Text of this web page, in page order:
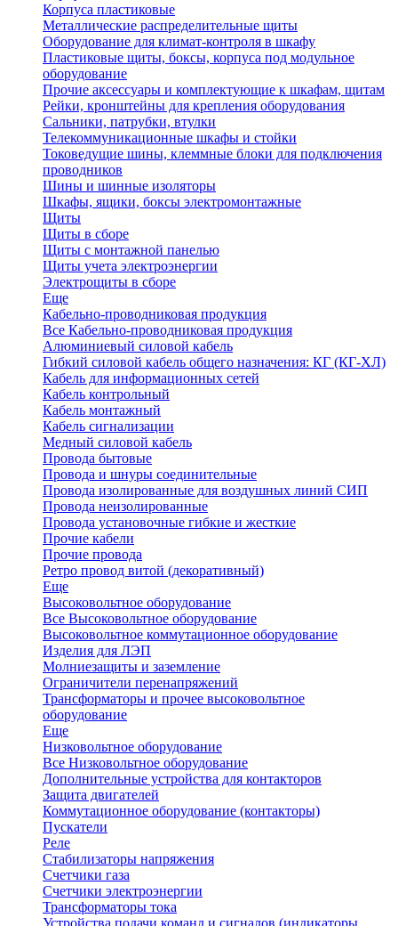
Корпуса пластиковые
Металлические распределительные щиты
Оборудование для климат-контроля в шкафу
Пластиковые щиты, боксы, корпуса под модульное
оборудование
Прочие аксессуары и комплектующие к шкафам, щитам
Рейки, кронштейны для крепления оборудования
Сальники, патрубки, втулки
Телекоммуникационные шкафы и стойки
Токоведущие шины, клеммные блоки для подключения
проводников
Шины и шинные изоляторы
Шкафы, ящики, боксы электромонтажные
Щиты
Щиты в сборе
Щиты с монтажной панелью
Щиты учета электроэнергии
Электрощиты в сборе
Еще
Кабельно-проводниковая продукция
Все Кабельно-проводниковая продукция
Алюминиевый силовой кабель
Гибкий силовой кабель общего назначения: КГ (КГ-ХЛ)
Кабель для информационных сетей
Кабель контрольный
Кабель монтажный
Кабель сигнализации
Медный силовой кабель
Провода бытовые
Провода и шнуры соединительные
Провода изолированные для воздушных линий СИП
Провода неизолированные
Провода установочные гибкие и жесткие
Прочие кабели
Прочие провода
Ретро провод витой (декоративный)
Еще
Высоковольтное оборудование
Все Высоковольтное оборудование
Высоковольтное коммутационное оборудование
Изделия для ЛЭП
Молниезащиты и заземление
Ограничители перенапряжений
Трансформаторы и прочее высоковольтное
оборудование
Еще
Низковольтное оборудование
Все Низковольтное оборудование
Дополнительные устройства для контакторов
Защита двигателей
Коммутационное оборудование (контакторы)
Пускатели
Реле
Стабилизаторы напряжения
Счетчики газа
Счетчики электроэнергии
Трансформаторы тока
Устройства подачи команд и сигналов (индикаторы,